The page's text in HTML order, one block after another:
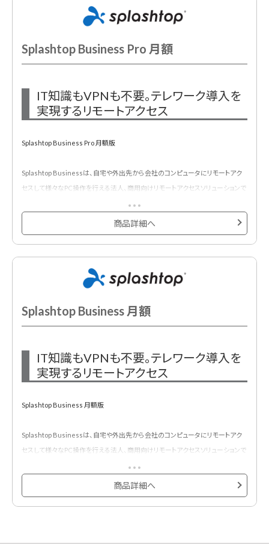
Splashtop Business Pro 月額
IT知識もVPNも不要。テレワーク導入を
実現するリモートアクセス
Splashtop Business Pro 月額版
Splashtop Businessは、自宅や外出先から会社のコンピュータにリモートアク
セスして様々なPC操作を行える法人、商用向けリモートアクセスソリューションで
操作側はiOS・Androidデバイス、Windows・macOSに対応。接続先となる会社
側PCは、Windows・macOSをサポートしていますのでデバイスを新たに購入する
商品詳細へ
Splashtop Business 月額
IT知識もVPNも不要。テレワーク導入を
実現するリモートアクセス
Splashtop Business 月額版
Splashtop Businessは、自宅や外出先から会社のコンピュータにリモートアク
セスして様々なPC操作を行える法人、商用向けリモートアクセスソリューションで
操作側はiOS・Androidデバイス、Windows・macOSに対応。接続先となる会社
側PCは、Windows・macOSをサポートしていますのでデバイスを新たに購入する
商品詳細へ